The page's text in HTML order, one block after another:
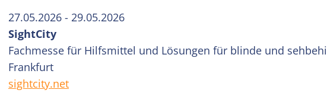
27.05.2026 - 29.05.2026
SightCity
Fachmesse für Hilfsmittel und Lösungen für blinde und
Frankfurt
sightcity.net